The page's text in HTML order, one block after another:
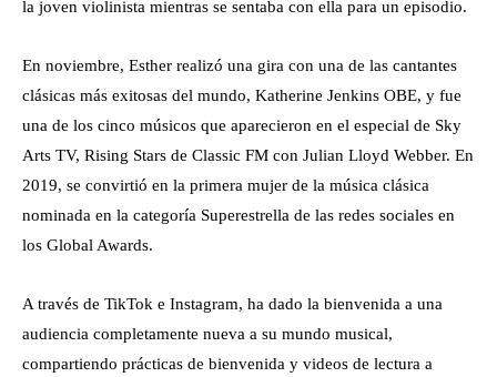
la joven violinista mientras se sentaba con ella para un episodio.
En noviembre, Esther realizó una gira con una de las cantantes
clásicas más exitosas del mundo, Katherine Jenkins OBE, y fue
una de los cinco músicos que aparecieron en el especial de Sky
Arts TV, Rising Stars de Classic FM con Julian Lloyd Webber. En
2019, se convirtió en la primera mujer de la música clásica
nominada en la categoría Superestrella de las redes sociales en
los Global Awards.
A través de TikTok e Instagram, ha dado la bienvenida a una
audiencia completamente nueva a su mundo musical,
compartiendo prácticas de bienvenida y videos de lectura a